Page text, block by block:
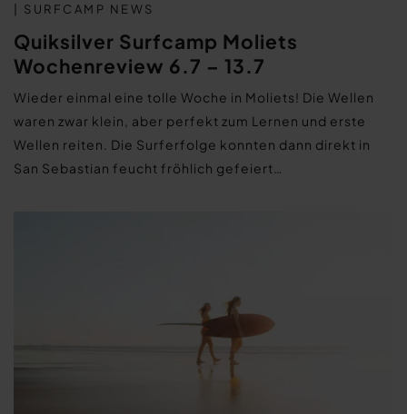
| SURFCAMP NEWS
Quiksilver Surfcamp Moliets
Wochenreview 6.7 – 13.7
Wieder einmal eine tolle Woche in Moliets! Die Wellen
waren zwar klein, aber perfekt zum Lernen und erste
Wellen reiten. Die Surferfolge konnten dann direkt in
San Sebastian feucht fröhlich gefeiert…